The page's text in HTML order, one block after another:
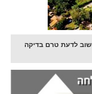
לדעת טרם בדיקה